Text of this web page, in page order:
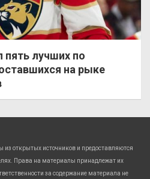
пять лучших по
на рыке
открытых источников и предоставляются
Права на материалы принадлежат их
за содержание материала не